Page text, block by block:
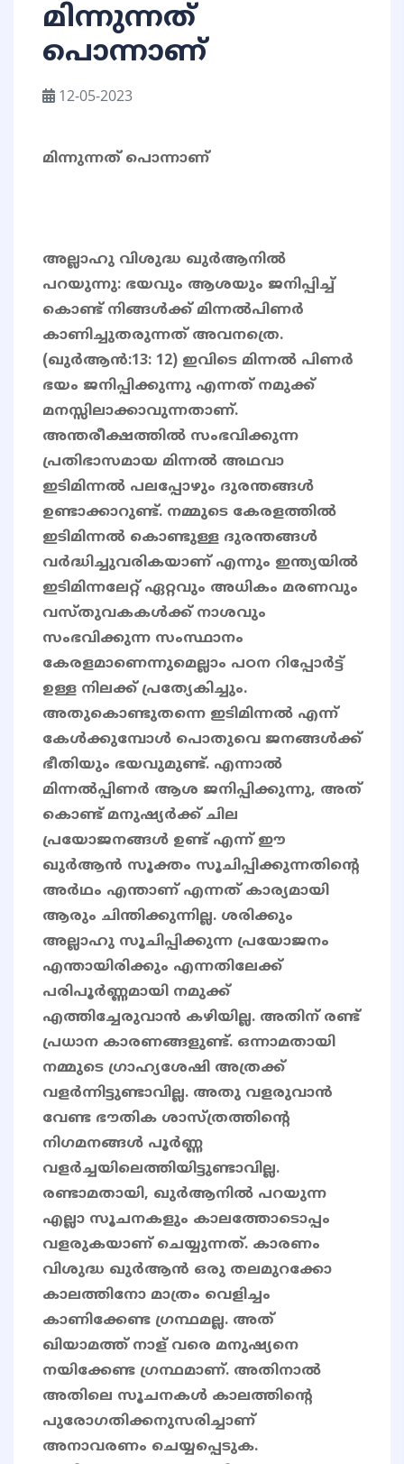
മിന്നുന്നത്
പൊന്നാണ്
12-05-2023
മിന്നുന്നത് പൊന്നാണ്
അല്ലാഹു വിശുദ്ധ ഖുർആനിൽ
പറയുന്നു: ഭയവും ആശയും ജനിപ്പിച്ച്
കൊണ്ട് നിങ്ങള്‍ക്ക് മിന്നല്‍പിണര്‍
കാണിച്ചുതരുന്നത് അവനത്രെ.
(ഖുർആന്‍:13: 12) ഇവിടെ മിന്നൽ പിണർ
ഭയം ജനിപ്പിക്കുന്നു എന്നത് നമുക്ക്
മനസ്സിലാക്കാവുന്നതാണ്.
അന്തരീക്ഷത്തിൽ സംഭവിക്കുന്ന
പ്രതിഭാസമായ മിന്നൽ അഥവാ
ഇടിമിന്നൽ പലപ്പോഴും ദുരന്തങ്ങൾ
ഉണ്ടാക്കാറുണ്ട്. നമ്മുടെ കേരളത്തില്‍
ഇടിമിന്നല്‍ കൊണ്ടുള്ള ദുരന്തങ്ങള്‍
വര്‍ദ്ധിച്ചുവരികയാണ് എന്നും ഇന്ത്യയില്‍
ഇടിമിന്നലേറ്റ് ഏറ്റവും അധികം മരണവും
വസ്തുവകകള്‍ക്ക് നാശവും
സംഭവിക്കുന്ന സംസ്ഥാനം
കേരളമാണെന്നുമെല്ലാം പഠന റിപ്പോര്‍ട്ട്
ഉള്ള നിലക്ക് പ്രത്യേകിച്ചും.
അതുകൊണ്ടുതന്നെ ഇടിമിന്നല്‍ എന്ന്
കേള്‍ക്കുമ്പോള്‍ പൊതുവെ ജനങ്ങൾക്ക്
ഭീതിയും ഭയവുമുണ്ട്. എന്നാൽ
മിന്നൽപ്പിണർ ആശ ജനിപ്പിക്കുന്നു, അത്
കൊണ്ട് മനുഷ്യർക്ക് ചില
പ്രയോജനങ്ങൾ ഉണ്ട് എന്ന് ഈ
ഖുർആൻ സൂക്തം സൂചിപ്പിക്കുന്നതിന്റെ
അർഥം എന്താണ് എന്നത് കാര്യമായി
ആരും ചിന്തിക്കുന്നില്ല. ശരിക്കും
അല്ലാഹു സൂചിപ്പിക്കുന്ന പ്രയോജനം
എന്തായിരിക്കും എന്നതിലേക്ക്
പരിപൂർണ്ണമായി നമുക്ക്
എത്തിച്ചേരുവാൻ കഴിയില്ല. അതിന് രണ്ട്
പ്രധാന കാരണങ്ങളുണ്ട്. ഒന്നാമതായി
നമ്മുടെ ഗ്രാഹ്യശേഷി അത്രക്ക്
വളർന്നിട്ടുണ്ടാവില്ല. അതു വളരുവാൻ
വേണ്ട ഭൗതിക ശാസ്ത്രത്തിന്റെ
നിഗമനങ്ങൾ പൂർണ്ണ
വളർച്ചയിലെത്തിയിട്ടുണ്ടാവില്ല.
രണ്ടാമതായി, ഖുർആനിൽ പറയുന്ന
എല്ലാ സൂചനകളും കാലത്തോടൊപ്പം
വളരുകയാണ് ചെയ്യുന്നത്. കാരണം
വിശുദ്ധ ഖുർആൻ ഒരു തലമുറക്കോ
കാലത്തിനോ മാത്രം വെളിച്ചം
കാണിക്കേണ്ട ഗ്രന്ഥമല്ല. അത്
ഖിയാമത്ത് നാള് വരെ മനുഷ്യനെ
നയിക്കേണ്ട ഗ്രന്ഥമാണ്. അതിനാൽ
അതിലെ സൂചനകൾ കാലത്തിന്റെ
പുരോഗതിക്കനുസരിച്ചാണ്
അനാവരണം ചെയ്യപ്പെടുക.